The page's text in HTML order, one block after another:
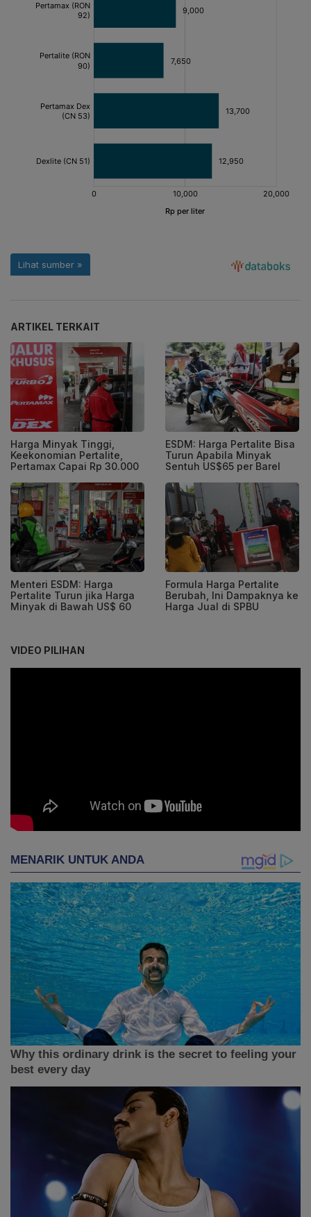
ARTIKEL TERKAIT
Harga Minyak Tinggi,
Keekonomian Pertalite,
Pertamax Capai Rp 30.000
ESDM: Harga Pertalite Bisa
Turun Apabila Minyak
Sentuh US$65 per Barel
Menteri ESDM: Harga
Pertalite Turun jika Harga
Minyak di Bawah US$ 60
Formula Harga Pertalite
Berubah, Ini Dampaknya ke
Harga Jual di SPBU
VIDEO PILIHAN